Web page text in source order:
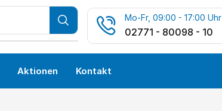
Mo-Fr, 09:00 - 17:00 Uhr
02771 - 80098 - 10
Aktionen Kontakt